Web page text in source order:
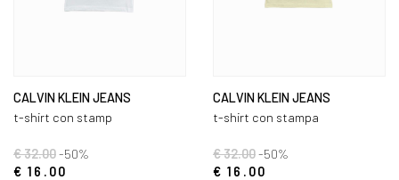
CALVIN KLEIN JEANS
t-shirt con stamp
€ 32.00-50%
€ 16.00
CALVIN KLEIN JEANS
t-shirt con stampa
€ 32.00-50%
€ 16.00